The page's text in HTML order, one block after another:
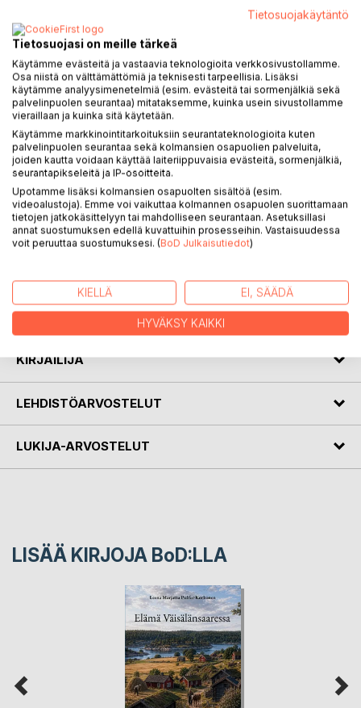
Kuopion sotasairaala, talvisota 1940. Sairaanhoi-tajaoppilas
Ipa kylvettää haavoittunutta vänrikkiä.
Tämä on vain yksi kohtaaminen monista, mutta se ei unohdu
kummaltakaan. Kun miehet palaavat jatkosodan rintamalle ja
naiset jatkavat työtään sotasairaaloissa, heidän välillään
kulkevat kirjeet - lähes ainoa yhteys sodan myllerryksessä.
Kirjeet kulkevat Oulusta Kellokoskelle yhdessä yössä,
mutta Ipan ja Kalevin tie toisiinsa kestää kuusi pitkää ja
katkeraa vuotta. Ipa hoitaa haavoittuneita Kuopiossa,
Iisalmessa, Tiurussa, Viipurissa ja Äänislinnassa. Kalevi
hyökkää Kannaksella ja puolustaa Äyräpäässä. He tapaavat
vain muutaman kerran, mutta kirjeet pitävät välillä
lepattavaakin liekkiä yllä.
Sodan päättyminen ei tuo rauhaa sydämiin. Vanhentuneet
nuoret etsivät uutta suuntaa elämälle traumojen ja mene-
särkemien sydämien välillä.
Tositarina toivosta ja epätoivosta, elämästä ajalta, jota
emme halua takaisin.
KIRJAILIJA
LEHDISTÖARVOSTELUT
LUKIJA-ARVOSTELUT
LISÄÄ KIRJOJA BoD:LLA
Tietosuojakäytäntö
Tietosuojasi on meille tärkeä
Käytämme evästeitä ja vastaavia teknologioita verkkosivustollamme.
Osa niistä on välttämättömiä ja teknisesti tarpeellisia. Lisäksi
käytämme analyysimenetelmiä (esim. evästeitä tai sormenjälkiä sekä
palvelinpuolen seurantaa) mitataksemme, kuinka usein sivustollamme
vieraillaan ja kuinka sitä käytetään.
Käytämme markkinointitarkoituksiin seurantateknologioita kuten
palvelinpuolen seurantaa sekä kolmansien osapuolien palveluita,
joiden kautta voidaan käyttää laiteriippuvaisia evästeitä, sormenjälkiä,
seurantapikseleitä ja IP-osoitteita.
Upotamme lisäksi kolmansien osapuolten sisältöä (esim.
videoalustoja). Emme voi vaikuttaa kolmannen osapuolen suorittamaan
tietojen jatkokäsittelyyn tai mahdolliseen seurantaan. Asetuksillasi
annat suostumuksen edellä kuvattuihin prosesseihin. Vastaisuudessa
voit peruuttaa suostumuksesi. (BoD Julkaisutiedot)
KIELLÄ EI, SÄÄDÄ
HYVÄKSY KAIKKI